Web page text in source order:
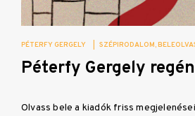
PÉTERFY GERGELY SZÉPIRODALOM
Péterfy Gergely
Olvass bele a kiadók friss